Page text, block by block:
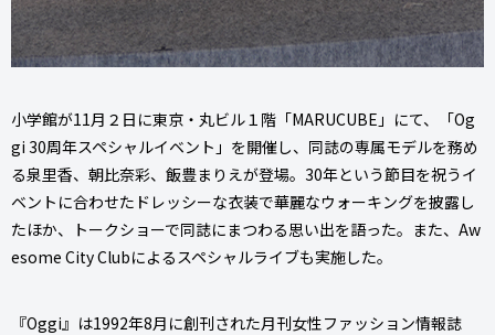
小学館が11月２日に東京・丸ビル１階「MARUCUBE」にて、「Og
gi 30周年スペシャルイベント」を開催し、同誌の専属モデルを務め
る泉里香、朝比奈彩、飯豊まりえが登場。30年という節目を祝うイ
ベントに合わせたドレッシーな衣装で華麗なウォーキングを披露し
たほか、トークショーで同誌にまつわる思い出を語った。また、Aw
esome City Clubによるスペシャルライブも実施した。
『Oggi』は1992年8月に創刊された月刊女性ファッション情報誌